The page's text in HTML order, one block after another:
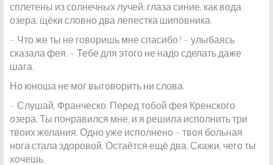
сплетены из солнечных лучей, глаза синие, как вода
озера, щёки словно два лепестка шиповника.
– Что же ты не говоришь мне спасибо? – улыбаясь
сказала фея. – Тебе для этого не надо сделать даже
шага.
Но юноша не мог выговорить ни слова.
– Слушай, Франческо. Перед тобой фея Кренского
озера. Ты понравился мне, и я решила исполнить три
твоих желания. Одно уже исполнено – твоя больная
нога стала здоровой. Остаётся ещё два. Скажи, чего ты
хочешь.